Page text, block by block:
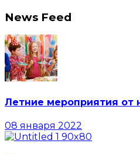
News Feed
Летние мероприятия от
08 января 2022